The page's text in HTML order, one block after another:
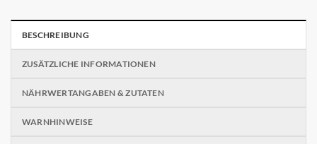
BESCHREIBUNG
ZUSÄTZLICHE INFORMATIONEN
NÄHRWERTANGABEN & ZUTATEN
WARNHINWEISE